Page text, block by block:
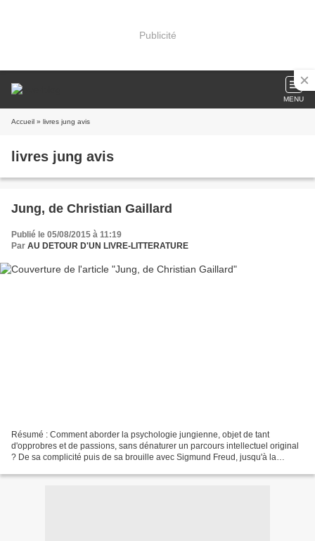
Publicité
MENU
Accueil » livres jung avis
livres jung avis
Jung, de Christian Gaillard
Publié le 05/08/2015 à 11:19
Par AU DETOUR D'UN LIVRE-LITTERATURE
Résumé : Comment aborder la psychologie jungienne, objet de tant
d'opprobres et de passions, sans dénaturer un parcours intellectuel original
? De sa complicité puis de sa brouille avec Sigmund Freud, jusqu'à la